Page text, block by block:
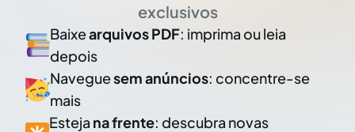
exclusivos
Baixearquivos PDF: imprima ou leia
depois
Naveguesem anúncios: concentre-se
mais
Esteja na frente: descubra novas